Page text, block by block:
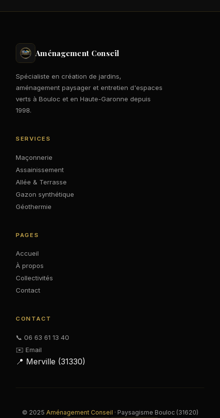
Aménagement Conseil
Spécialiste en création de jardins,
aménagement paysager et entretien d'espaces
verts à Bouloc et en Haute-Garonne depuis
1998.
SERVICES
Maçonnerie
Assainissement
Allée & Terrasse
Gazon synthétique
Géothermie
PAGES
Accueil
À propos
Collectivités
Contact
CONTACT
📞 06 63 61 13 40
✉️ Email
📍 Merville (31330)
© 2025 Aménagement Conseil · Paysagisme Bouloc (31620)